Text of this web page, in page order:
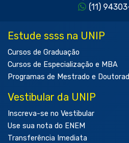
(11)
Estude ssss na UNIP
Cursos de Graduação
Cursos de Especialização e MBA
Programas de Mestrado e
Vestibular da UNIP
Inscreva-se no Vestibular
Use sua nota do ENEM
Transferência Imediata